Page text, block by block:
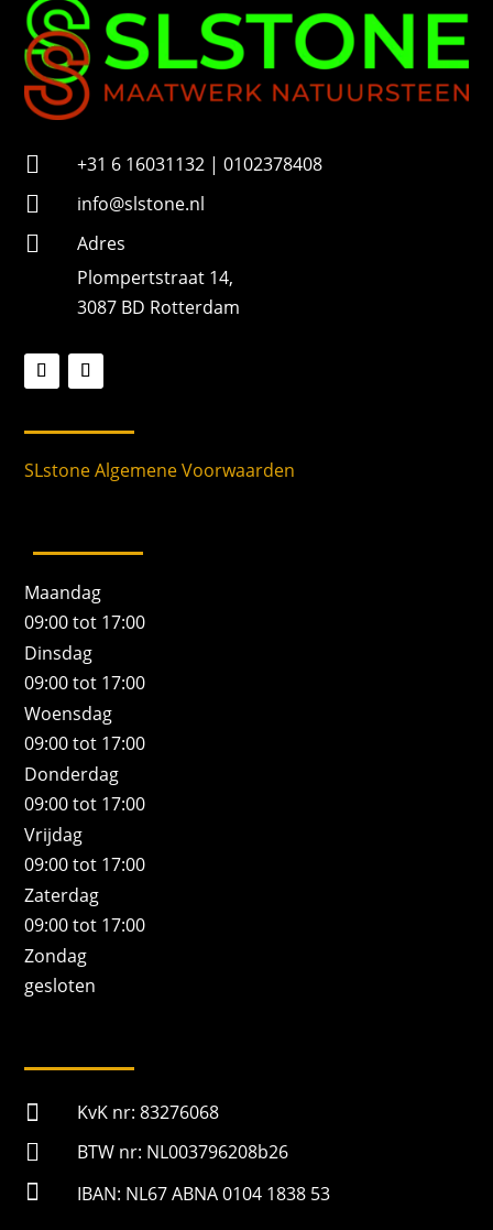
r
 +31 6 16031132 | 0102378408
 info@slstone.nl

Adres
Plompertstraat 14,
3087 BD Rotterdam
SLstone Algemene Voorwaarden
Maandag
09:00 tot 17:00
Dinsdag
09:00 tot 17:00
Woensdag
09:00 tot 17:00
Donderdag
09:00 tot 17:00
Vrijdag
09:00 tot 17:00
Zaterdag
09:00 tot 17:00
Zondag
gesloten
 KvK nr: 83276068
 BTW nr: NL003796208b26
 IBAN: NL67 ABNA 0104 1838 53